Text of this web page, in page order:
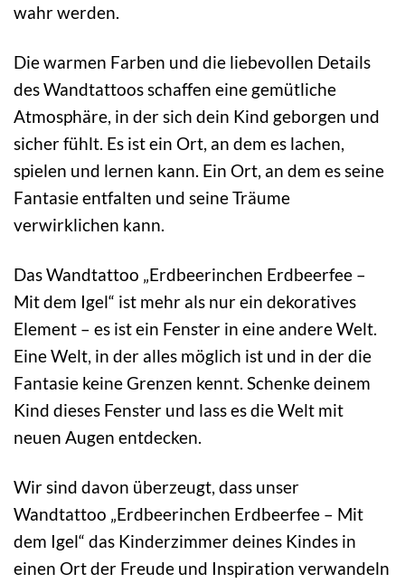
wahr werden.
Die warmen Farben und die liebevollen Details
des Wandtattoos schaffen eine gemütliche
Atmosphäre, in der sich dein Kind geborgen und
sicher fühlt. Es ist ein Ort, an dem es lachen,
spielen und lernen kann. Ein Ort, an dem es seine
Fantasie entfalten und seine Träume
verwirklichen kann.
Das Wandtattoo „Erdbeerinchen Erdbeerfee –
Mit dem Igel“ ist mehr als nur ein dekoratives
Element – es ist ein Fenster in eine andere Welt.
Eine Welt, in der alles möglich ist und in der die
Fantasie keine Grenzen kennt. Schenke deinem
Kind dieses Fenster und lass es die Welt mit
neuen Augen entdecken.
Wir sind davon überzeugt, dass unser
Wandtattoo „Erdbeerinchen Erdbeerfee – Mit
dem Igel“ das Kinderzimmer deines Kindes in
einen Ort der Freude und Inspiration verwandeln